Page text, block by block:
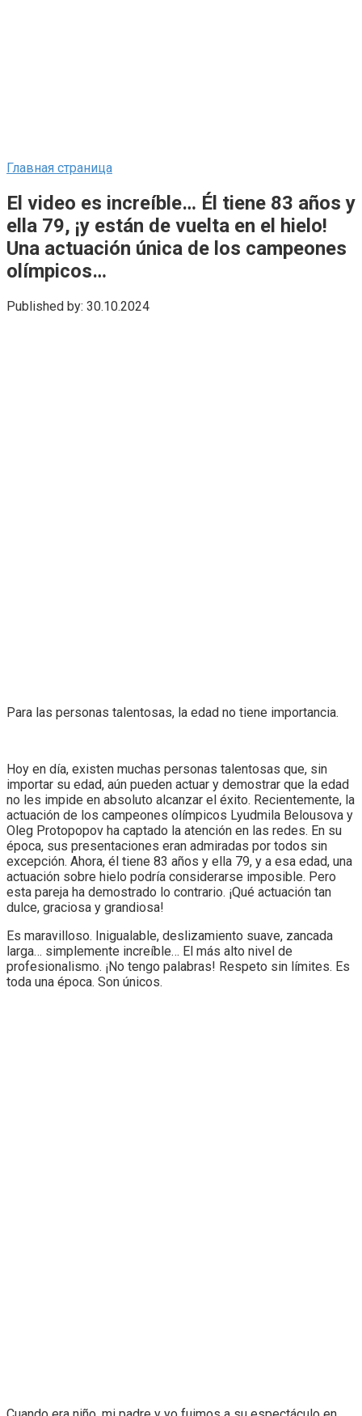
Главная страница
El video es increíble… Él tiene 83 años y
ella 79, ¡y están de vuelta en el hielo!
Una actuación única de los campeones
olímpicos…
Published by: 30.10.2024
Para las personas talentosas, la edad no tiene importancia.
Hoy en día, existen muchas personas talentosas que, sin
importar su edad, aún pueden actuar y demostrar que la edad
no les impide en absoluto alcanzar el éxito. Recientemente, la
actuación de los campeones olímpicos Lyudmila Belousova y
Oleg Protopopov ha captado la atención en las redes. En su
época, sus presentaciones eran admiradas por todos sin
excepción. Ahora, él tiene 83 años y ella 79, y a esa edad, una
actuación sobre hielo podría considerarse imposible. Pero
esta pareja ha demostrado lo contrario. ¡Qué actuación tan
dulce, graciosa y grandiosa!
Es maravilloso. Inigualable, deslizamiento suave, zancada
larga… simplemente increíble… El más alto nivel de
profesionalismo. ¡No tengo palabras! Respeto sin límites. Es
toda una época. Son únicos.